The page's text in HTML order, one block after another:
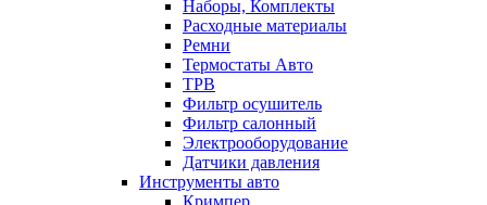
Наборы, Комплекты
Расходные материалы
Ремни
Термостаты Авто
ТРВ
Фильтр осушитель
Фильтр салонный
Электрооборудование
Датчики давления
Инструменты авто
Кримпер